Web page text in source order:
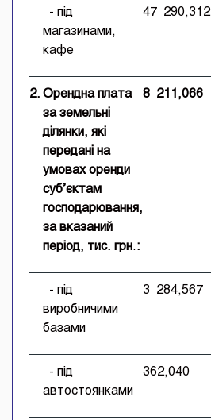
- під
магазинами,
кафе
47 290,312
2. Орендна плата
за земельні
ділянки, які
передані на
умовах оренди
суб’єктам
господарювання ,
за вказаний
період, тис. грн .:
8 211,066
- під
виробничими
базами
3 284,567
- під
автостоянками
362,040